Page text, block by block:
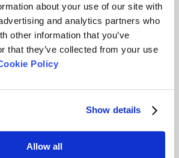
about your use of our site with
and analytics partners who
other information that you’ve
that they’ve collected from your use
Policy
Show details
Allow all
2019